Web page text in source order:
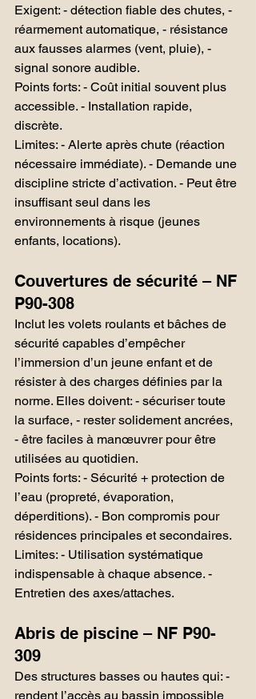
Exigent: - détection fiable des chutes, -
réarmement automatique, - résistance
aux fausses alarmes (vent, pluie), -
signal sonore audible.
Points forts: - Coût initial souvent plus
accessible. - Installation rapide,
discrète.
Limites: - Alerte après chute (réaction
nécessaire immédiate). - Demande une
discipline stricte d’activation. - Peut être
insuffisant seul dans les
environnements à risque (jeunes
enfants, locations).
Couvertures de sécurité – NF
P90-308
Inclut les volets roulants et bâches de
sécurité capables d’empêcher
l’immersion d’un jeune enfant et de
résister à des charges définies par la
norme. Elles doivent: - sécuriser toute
la surface, - rester solidement ancrées,
- être faciles à manœuvrer pour être
utilisées au quotidien.
Points forts: - Sécurité + protection de
l’eau (propreté, évaporation,
déperditions). - Bon compromis pour
résidences principales et secondaires.
Limites: - Utilisation systématique
indispensable à chaque absence. -
Entretien des axes/attaches.
Abris de piscine – NF P90-
309
Des structures basses ou hautes qui: -
rendent l’accès au bassin impossible